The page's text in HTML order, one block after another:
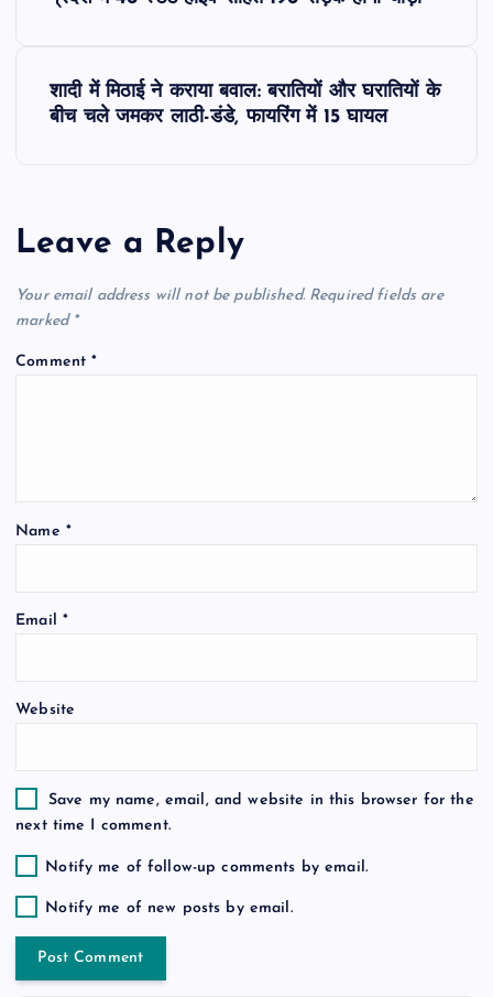
a
v
i
t
o
शादी में मिठाई ने कराया बवाल: बरातियों और घरातियों के
बीच चले जमकर लाठी-डंडे, फायरिंग में 15 घायल
Leave a Reply
Your email address will not be published. Required fields are
marked *
Comment*
Name *
Email *
Website
Save my name, email, and website in this browser for the
next time I comment.
Notify me of follow-up comments by email.
Notify me of new posts by email.